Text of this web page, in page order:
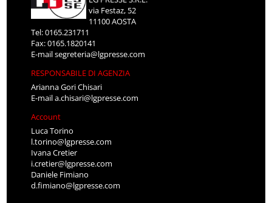
via Festaz, 52
11100 AOSTA
Tel: 0165.231711
Fax: 0165.1820141
E-mailsegreteria@lgpresse.com
RESPONSABILE DI AGENZIA
Arianna Gori Chisari
E-maila.chisari@lgpresse.com
Account
Luca Torino
l.torino@lgpresse.com
Ivana Cretier
i.cretier@lgpresse.com
Daniele Fimiano
d.fimiano@lgpresse.com